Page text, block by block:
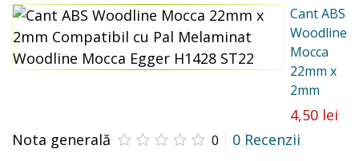
Cant ABS
Woodline
Mocca
22mm x
2mm
4,50 lei
Nota generală
0 0 Recenzii